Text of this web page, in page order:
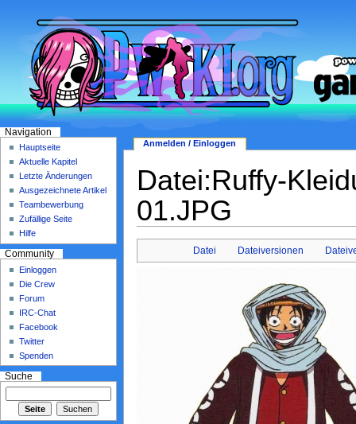
Datei:Ruffy-
01.JPG
Datei Dateiversionen
Anmelden / Einloggen
Navigation
Hauptseite
Aktuelle Kapitel
Letzte Änderungen
Ausgezeichnete Artikel
Teambewerbung
Zufällige Seite
Hilfe
Community
Einloggen
Die Crew
Forum
IRC-Chat
Facebook
Twitter
Spenden
Suche